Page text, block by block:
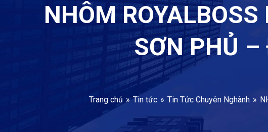
NHÔM
SƠN PHỦ –
Trang chủ Tin tức Tin Tức Chuyên Nghành